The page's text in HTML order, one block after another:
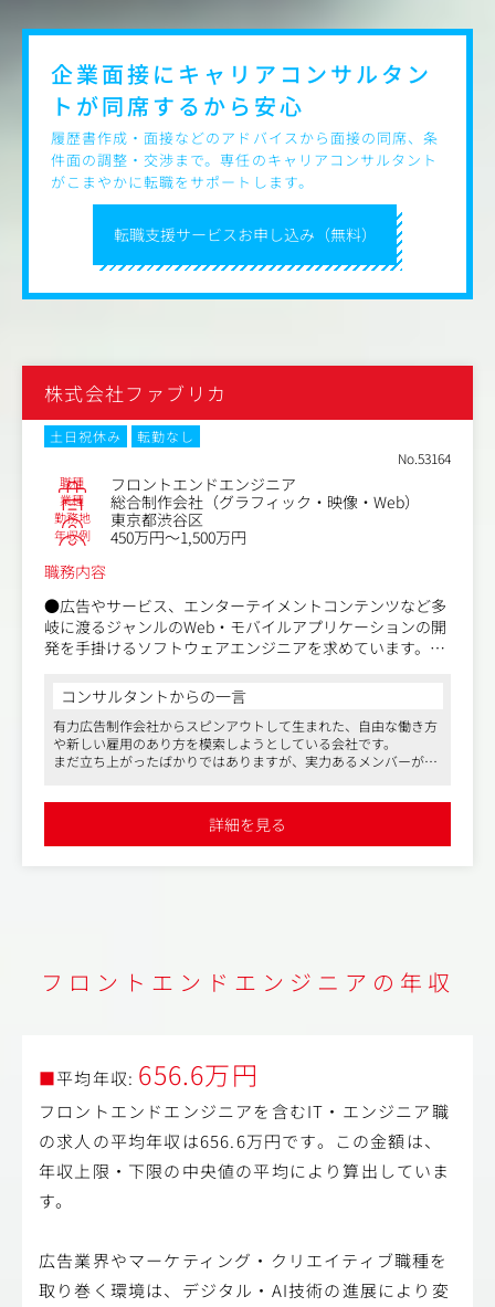
【仕事内容（変更の範囲）】会社の定める業務
転職支援サービスお申し込み（無料）
企業面接にキャリアコンサルタン
トが同席するから安心
履歴書作成・面接などのアドバイスから面接の同席、条
件面の調整・交渉まで。専任のキャリアコンサルタント
がこまやかに転職をサポートします。
株式会社ファブリカ
土日祝休み
転勤なし
No.53164
職種 フロントエンドエンジニア
業種 総合制作会社（グラフィック・映像・Web）
勤務地 東京都渋谷区
年収例
450万円～1,500万円
職務内容
●広告やサービス、エンターテイメントコンテンツなど多
岐に渡るジャンルのWeb・モバイルアプリケーションの開
発を手掛けるソフトウェアエンジニアを求めています。
びインタラクティブコンテンツの設計・開発などを手掛け
ていただく想定です。
コンサルタントからの一言
有力広告制作会社からスピンアウトして生まれた、自由な働き方
や新しい雇用のあり方を模索しようとしている会社です。
まだ立ち上がったばかりではありますが、実力あるメンバーが集
デジタルクリエイティブ領域で幅広く面白いシゴトを手掛けたい
方には特にチェックしていただきたい求人です。
詳細を見る
フロントエンドエンジニアの年収
■平均年収: 656.6万円
フロントエンドエンジニアを含むIT・エンジニア職
の求人の平均年収は656.6万円です。この金額は、
年収上限・下限の中央値の平均により算出していま
す。
広告業界やマーケティング・クリエイティブ職種を
取り巻く環境は、デジタル・AI技術の進展により変